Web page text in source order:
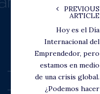
PREVIOUS
ARTICLE
Hoy es el Día
Internacional del
Emprendedor, pero
estamos en medio
de una crisis global.
¿Podemos hacer